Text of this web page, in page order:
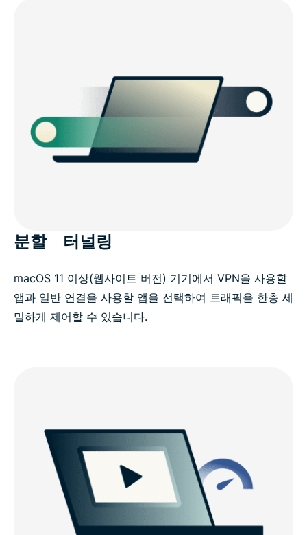
분할 터널링
macOS 11 이상(웹사이트 버전) 기기에서 VPN을 사용할
앱과 일반 연결을 사용할 앱을 선택하여 트래픽을 한층 세
밀하게 제어할 수 있습니다.